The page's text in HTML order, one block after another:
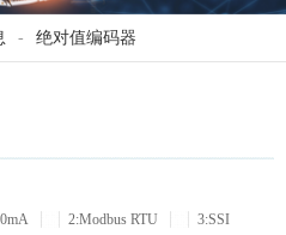
- 绝对值编码器
2:Modbus RTU
3:SSI